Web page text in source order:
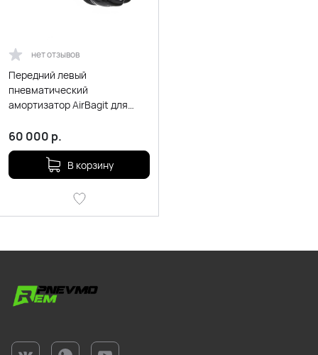
нет отзывов
Передний левый
пневматический
амортизатор AirBagit для
(2009-2016) 4matic
60 000 р.
В корзину